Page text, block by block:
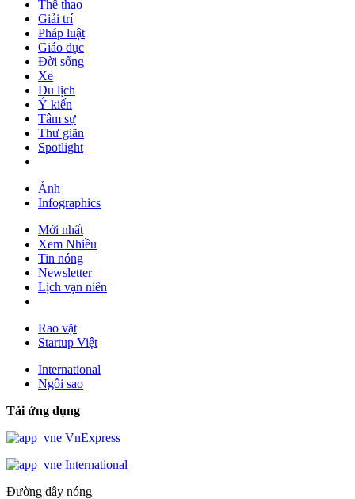
Thể thao
Giải trí
Pháp luật
Giáo dục
Đời sống
Xe
Du lịch
Ý kiến
Tâm sự
Thư giãn
Spotlight
Ảnh
Infographics
Mới nhất
Xem Nhiều
Tin nóng
Newsletter
Lịch vạn niên
Rao vặt
Startup Việt
International
Ngôi sao
Tải ứng dụng
VnExpress
International
Đường dây nóng